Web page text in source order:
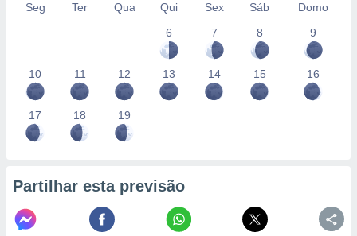
Seg Ter Qua Qui Sex Sáb
Domo
6
7 8 9
10 11 12 13 14 15 16
17 18 19
Partilhar esta previsão